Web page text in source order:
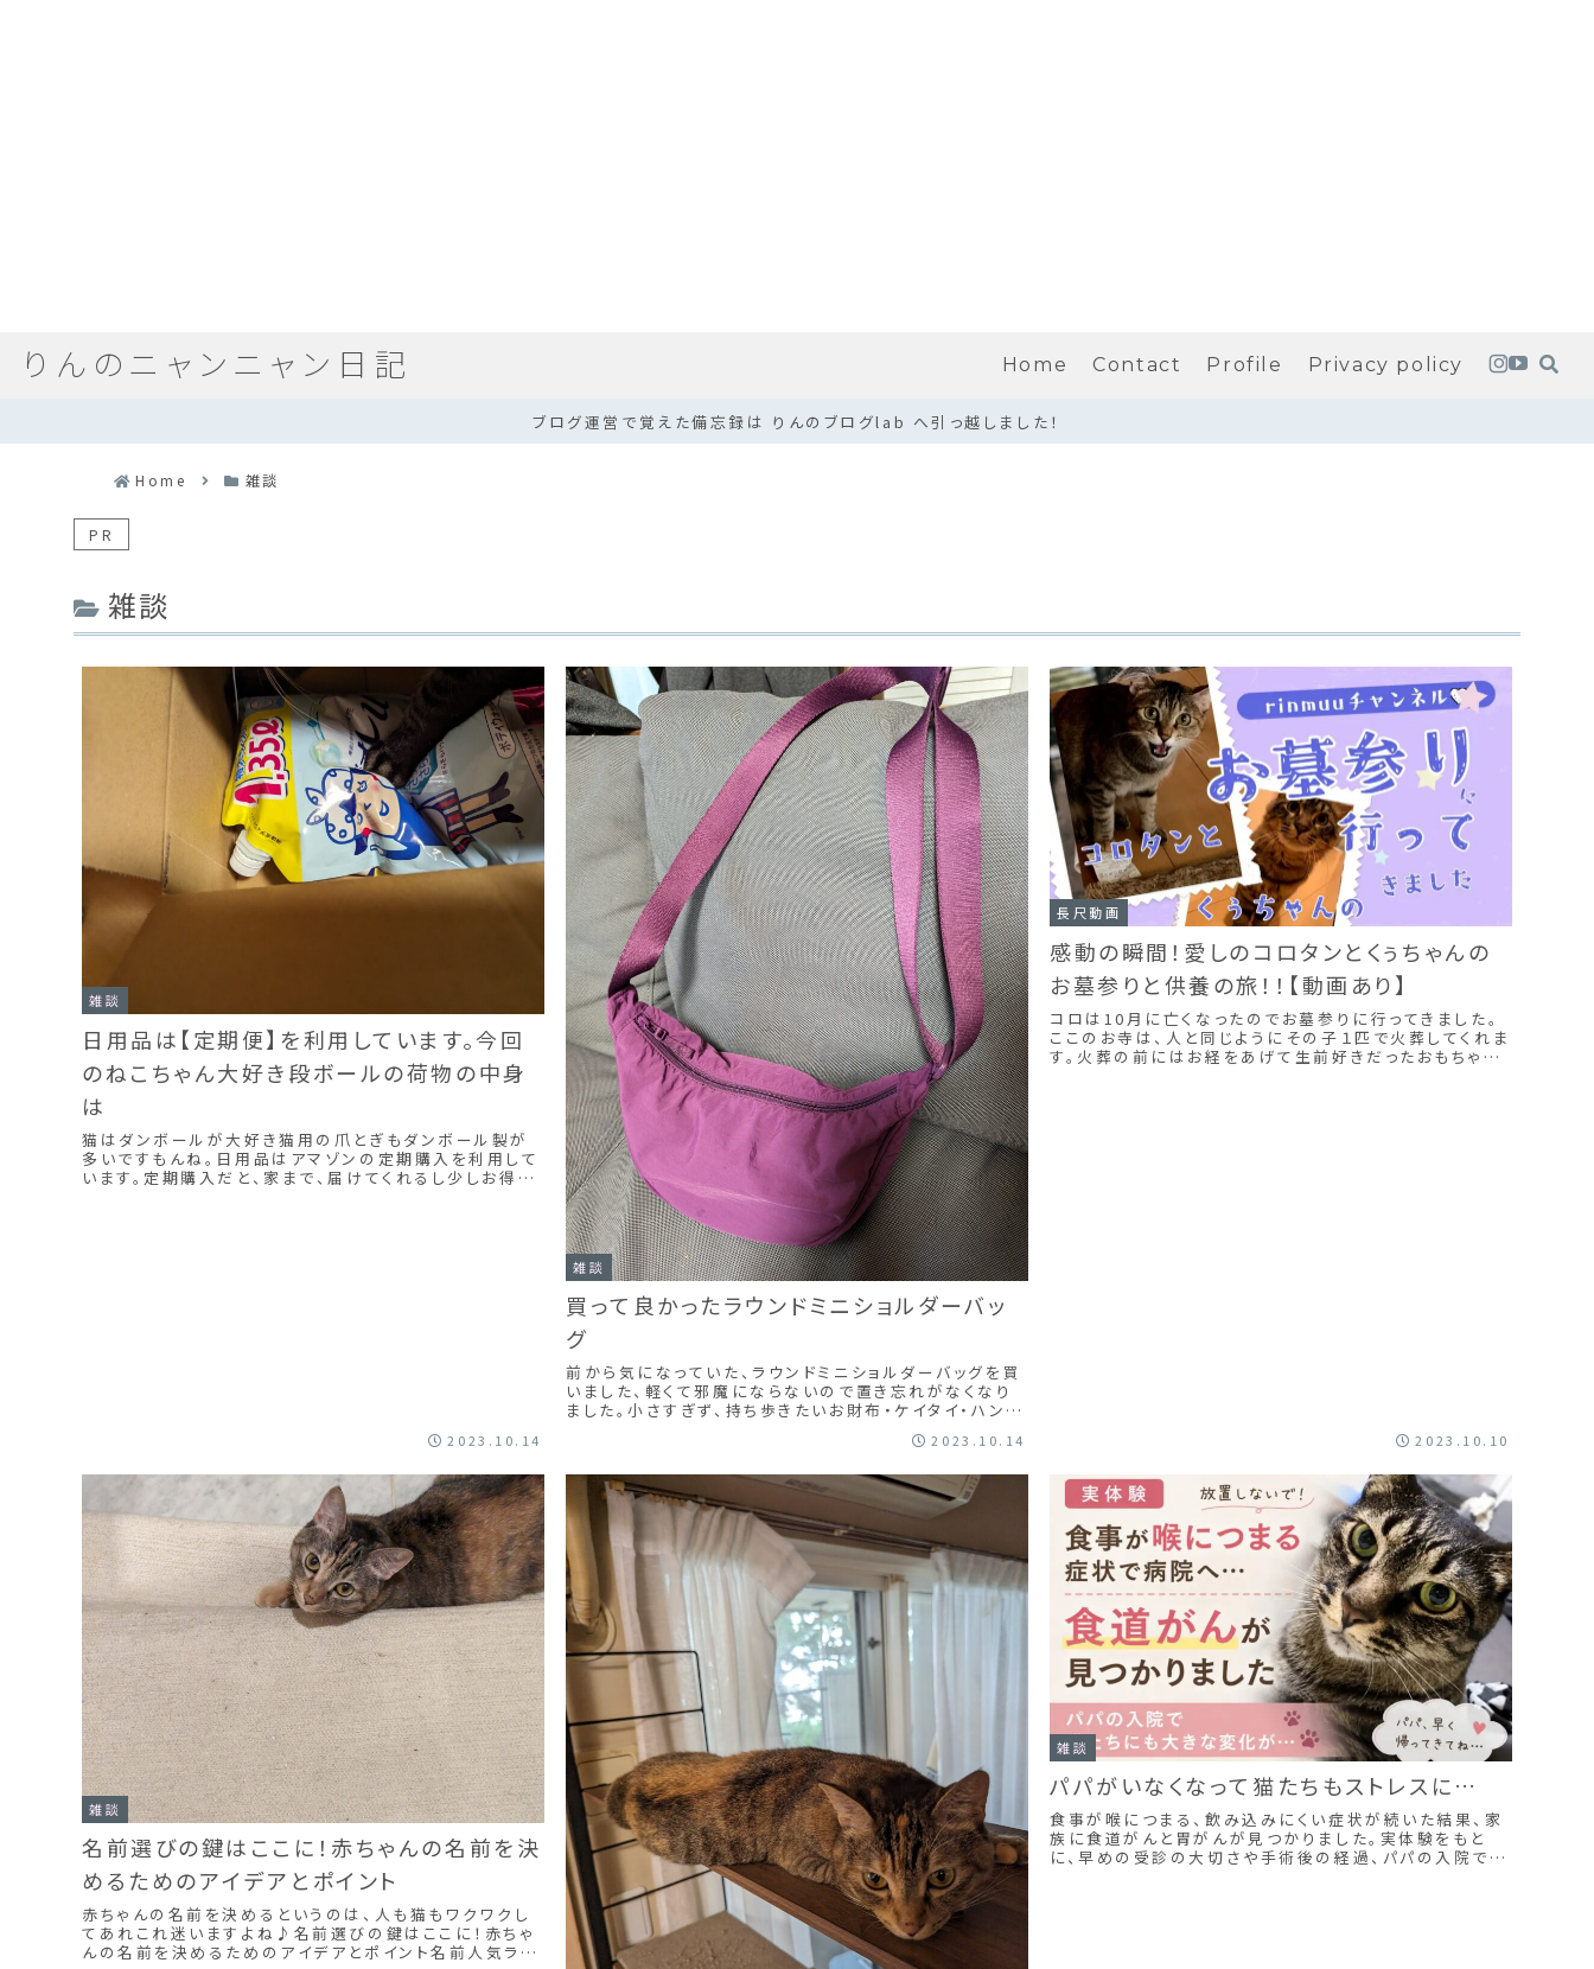
りんのニャンニャン日記 Home Contact Profile Privacy policy
ブログ運営で覚えた備忘録は りんのブログlab へ引っ越しました！
Home 雑談
PR
雑談
雑談
日用品は【定期便】を利用しています。今回
のねこちゃん大好き段ボールの荷物の中身
は
猫はダンボールが大好き猫用の爪とぎもダンボール製が
多いですもんね。日用品はアマゾンの定期購入を利用して
います。定期購入だと、家まで、届けてくれるし少しお得で
2023.10.14
雑談
買って良かったラウンドミニショルダーバッ
グ
前から気になっていた、ラウンドミニショルダーバッグを買
いました、軽くて邪魔にならないので置き忘れがなくなり
ました。小さすぎず、持ち歩きたいお財布・ケイタイ・ハンカ
チタオルなどなど結構荷物入ります。人気なので入荷する
とすぐに売れてしまうからか、前は、黒しか見なかったの
2023.10.14
長尺動画
感動の瞬間！愛しのコロタンとくぅちゃんの
お墓参りと供養の旅！！【動画あり】
コロは10月に亡くなったのでお墓参りに行ってきました。
ここのお寺は、人と同じようにその子１匹で火葬してくれま
す。火葬の前にはお経をあげて生前好きだったおもちゃ
2023.10.10
雑談
名前選びの鍵はここに！赤ちゃんの名前を決
めるためのアイデアとポイント
赤ちゃんの名前を決めるというのは、人も猫もワクワクし
てあれこれ迷いますよね♪名前選びの鍵はここに！赤ちゃ
んの名前を決めるためのアイデアとポイント名前人気ラン
雑談
パパがいなくなって猫たちもストレスに…
食事が喉につまる、飲み込みにくい症状が続いた結果、家
族に食道がんと胃がんが見つかりました。実体験をもと
に、早めの受診の大切さや手術後の経過、パパの入院でス